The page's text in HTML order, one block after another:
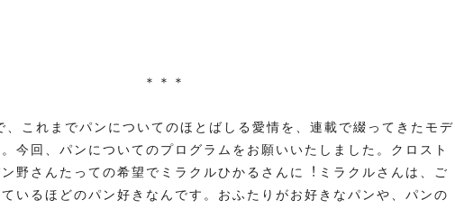
＊＊＊
これまでパンについてのほとばしる愛情を、連載で綴ってきたモデ
今回、パンについてのプログラムをお願いいたしました。クロスト
野さんたっての希望でミラクルひかるさんに︕ミラクルさんは、ご
いるほどのパン好きなんです。おふたりがお好きなパンや、パンの